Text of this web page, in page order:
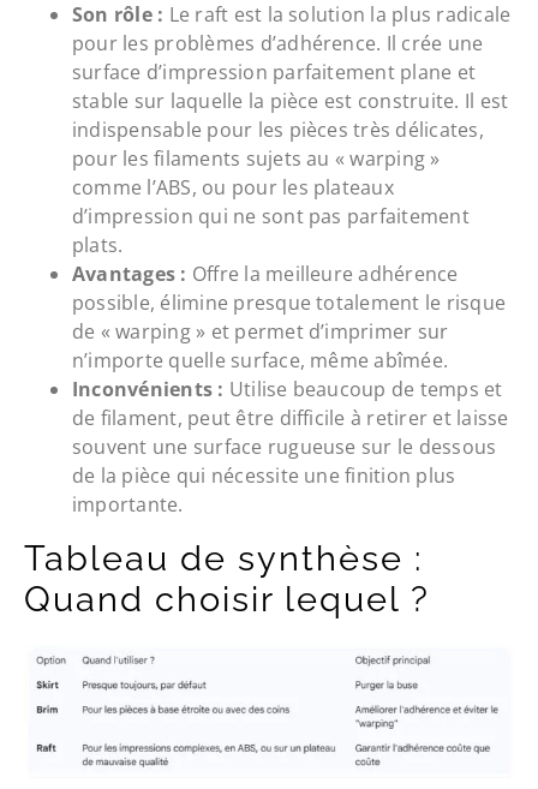
Son rôle : Le raft est la solution la plus radicale
pour les problèmes d’adhérence. Il crée une
surface d’impression parfaitement plane et
stable sur laquelle la pièce est construite. Il est
indispensable pour les pièces très délicates,
pour les filaments sujets au « warping »
comme l’ABS, ou pour les plateaux
d’impression qui ne sont pas parfaitement
plats.
Avantages : Offre la meilleure adhérence
possible, élimine presque totalement le risque
de « warping » et permet d’imprimer sur
n’importe quelle surface, même abîmée.
Inconvénients : Utilise beaucoup de temps et
de filament, peut être difficile à retirer et laisse
souvent une surface rugueuse sur le dessous
de la pièce qui nécessite une finition plus
importante.
Tableau de synthèse :
Quand choisir lequel ?